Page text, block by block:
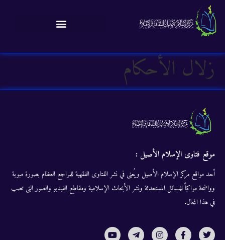
زلال الأحكام
موقع فتاوى الإسلام الأصيل :
أحد مواقع مركز الإسلام الأصيل ويُعنى في نشر الفتاوى الفقهية للمراجع العظام بصورة مبوبة
وواضحة مواكباً للمسائل المستحدثة ونشر الأبحاث الإسلامية ومقاطع الفيديو والصور التى تصب
في هذا المجال.